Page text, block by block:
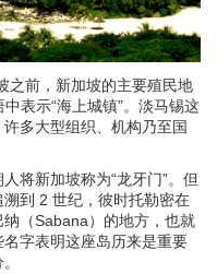
之前，新加坡的主要殖民地
表示“海上城镇”。淡马锡这
多大型组织、机构乃至国
将新加坡称为“龙牙门”。但
到 2 世纪，彼时托勒密在
（Sabana）的地方，也就
字表明这座岛历来是重要